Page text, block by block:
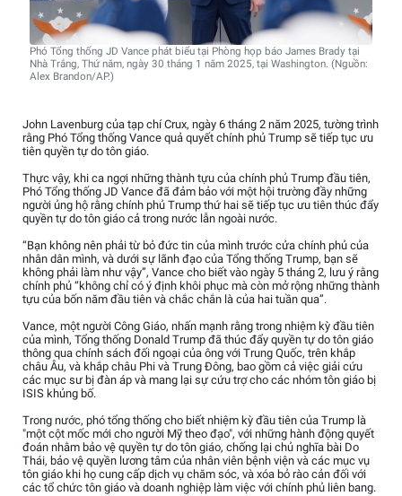
Phó Tổng thống JD Vance phát biểu tại Phòng họp báo James Brady tại
Nhà Trắng, Thứ năm, ngày 30 tháng 1 năm 2025, tại Washington. (Nguồn:
Alex Brandon/AP.)
John Lavenburg của tạp chí Crux, ngày 6 tháng 2 năm 2025, tường trình
rằng Phó Tổng thống Vance quả quyết chính phủ Trump sẽ tiếp tục ưu
tiên quyền tự do tôn giáo.
Thực vậy, khi ca ngợi những thành tựu của chính phủ Trump đầu tiên,
Phó Tổng thống JD Vance đã đảm bảo với một hội trường đầy những
người ủng hộ rằng chính phủ Trump thứ hai sẽ tiếp tục ưu tiên thúc đẩy
quyền tự do tôn giáo cả trong nước lẫn ngoài nước.
“Bạn không nên phải từ bỏ đức tin của mình trước cửa chính phủ của
nhân dân mình, và dưới sự lãnh đạo của Tổng thống Trump, bạn sẽ
không phải làm như vậy”, Vance cho biết vào ngày 5 tháng 2, lưu ý rằng
chính phủ “không chỉ có ý định khôi phục mà còn mở rộng những thành
tựu của bốn năm đầu tiên và chắc chắn là của hai tuần qua”.
Vance, một người Công Giáo, nhấn mạnh rằng trong nhiệm kỳ đầu tiên
của mình, Tổng thống Donald Trump đã thúc đẩy quyền tự do tôn giáo
thông qua chính sách đối ngoại của ông với Trung Quốc, trên khắp
châu Âu, và khắp châu Phi và Trung Đông, bao gồm cả việc giải cứu
các mục sư bị đàn áp và mang lại sự cứu trợ cho các nhóm tôn giáo bị
ISIS khủng bố.
Trong nước, phó tổng thống cho biết nhiệm kỳ đầu tiên của Trump là
"một cột mốc mới cho người Mỹ theo đạo", với những hành động quyết
đoán nhằm bảo vệ quyền tự do tôn giáo, chống lại chủ nghĩa bài Do
Thái, bảo vệ quyền lương tâm của nhân viên bệnh viện và các mục vụ
tôn giáo khi họ cung cấp dịch vụ chăm sóc, và xóa bỏ rào cản đối với
các tổ chức tôn giáo và doanh nghiệp làm việc với chính phủ liên bang.